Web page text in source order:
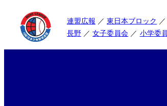
連盟広報 東日本ブロック
長野
女子委員会 小学委